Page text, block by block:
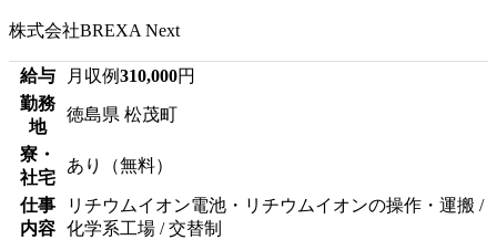
株式会社BREXA Next
給与 月収例310,000円
勤務
地
徳島県 松茂町
寮・
社宅
あり（無料）
仕事
内容
リチウムイオン電池・リチウムイオンの操作・運搬 /
化学系工場 / 交替制